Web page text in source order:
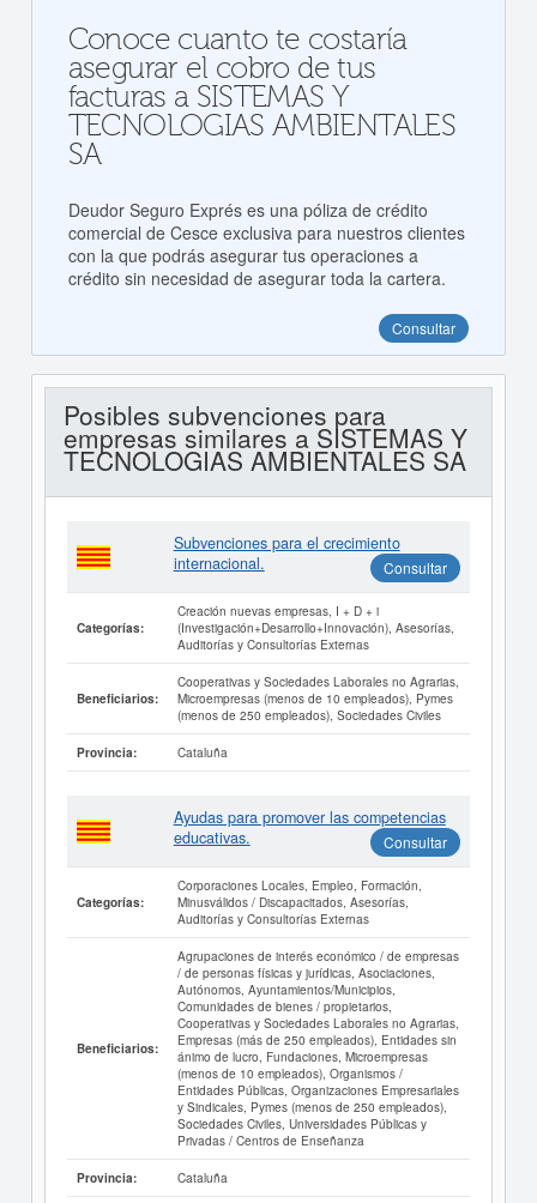
Conoce cuanto te costaría
asegurar el cobro de tus
facturas a SISTEMAS Y
TECNOLOGIAS AMBIENTALES
SA
Deudor Seguro Exprés es una póliza de crédito
comercial de Cesce exclusiva para nuestros clientes
con la que podrás asegurar tus operaciones a
crédito sin necesidad de asegurar toda la cartera.
Consultar
Posibles subvenciones para
empresas similares a SISTEMAS Y
TECNOLOGIAS AMBIENTALES SA
Subvenciones para el crecimiento
internacional.
Consultar
Categorías:
Creación nuevas empresas, I + D + i
(Investigación+Desarrollo+Innovación), Asesorías,
Auditorías y Consultorías Externas
Beneficiarios:
Cooperativas y Sociedades Laborales no Agrarias,
Microempresas (menos de 10 empleados), Pymes
(menos de 250 empleados), Sociedades Civiles
Provincia: Cataluña
Ayudas para promover las competencias
educativas.
Consultar
Categorías:
Corporaciones Locales, Empleo, Formación,
Minusválidos / Discapacitados, Asesorías,
Auditorías y Consultorías Externas
Beneficiarios:
Agrupaciones de interés económico / de empresas
/ de personas físicas y jurídicas, Asociaciones,
Autónomos, Ayuntamientos/Municipios,
Comunidades de bienes / propietarios,
Cooperativas y Sociedades Laborales no Agrarias,
Empresas (más de 250 empleados), Entidades sin
ánimo de lucro, Fundaciones, Microempresas
(menos de 10 empleados), Organismos /
Entidades Públicas, Organizaciones Empresariales
y Sindicales, Pymes (menos de 250 empleados),
Sociedades Civiles, Universidades Públicas y
Privadas / Centros de Enseñanza
Provincia: Cataluña